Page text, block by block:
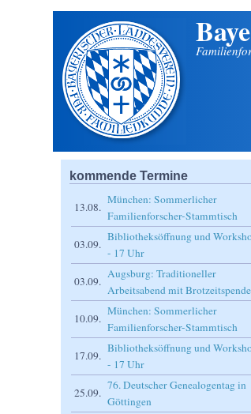
kommende Termine
13.08.
München: Sommerlicher
Familienforscher-Stammtisch
03.09.
Bibliotheksöffnung und
- 17 Uhr
03.09.
Augsburg: Traditioneller
Arbeitsabend mit Brotzeitspende
10.09.
München: Sommerlicher
Familienforscher-Stammtisch
17.09.
Bibliotheksöffnung und
- 17 Uhr
25.09.
76. Deutscher Genealogentag in
Göttingen